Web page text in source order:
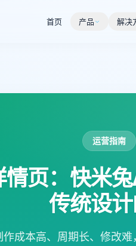
首页 产品 解决
运营指南
页：快米
传统设
成本高、周期长、修改